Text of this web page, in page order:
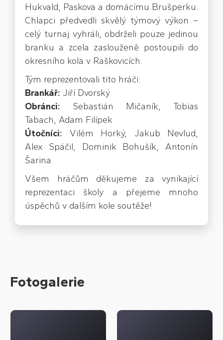
Hukvald, Paskova a domácímu Brušperku.
Chlapci předvedli skvělý týmový výkon –
celý turnaj vyhráli, obdrželi pouze jedinou
branku a zcela zaslouženě postoupili do
okresního kola v Raškovicích.
Tým reprezentovali tito hráči:
Brankář: Jiří Dvorský
Obránci: Sebastián Mičaník, Tobias
Tabach, Adam Filípek
Útočníci: Vilém Horký, Jakub Nevlud,
Alex Spáčil, Dominik Bohušík, Antonín
Šarina
Všem hráčům děkujeme za vynikající
reprezentaci školy a přejeme mnoho
úspěchů v dalším kole soutěže!
Fotogalerie